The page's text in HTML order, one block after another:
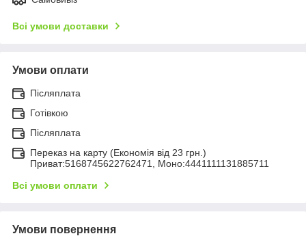
Всі умови доставки
Умови оплати
Післяплата
Готівкою
Післяплата
Переказ на карту (Економія від 23 грн.)
Приват:5168745622762471, Моно:4441111131885711
Всі умови оплати
Умови повернення